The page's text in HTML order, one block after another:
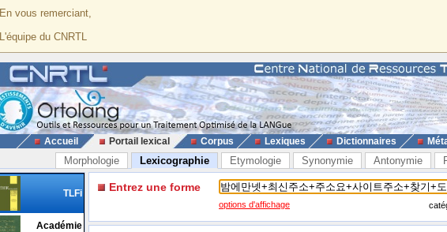
En vous remerciant,
L'équipe du CNRTL
Accueil Portail lexical Corpus Lexiques Dictionnaires
Morphologie Lexicographie Etymologie Synonymie Antonymie
TLFi
Académie
Entrez une forme
options d'affichage